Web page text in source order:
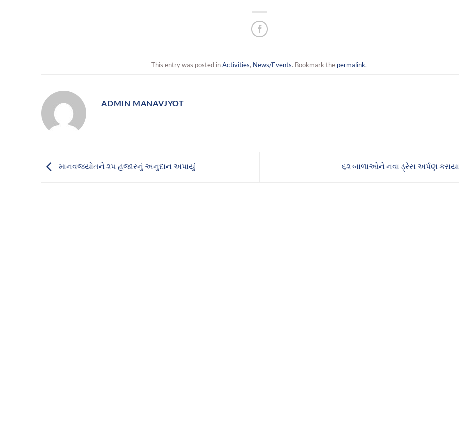
This entry was posted inActivities, News/Events. Bookmark the permalink.
ADMIN MANAVJYOT
માનવજ્યોતને ૨૫ હજારનું અનુદાન અપાયું ૬૨ બાળાઓને નવા ડ્રેસ અર્પણ કરાયા